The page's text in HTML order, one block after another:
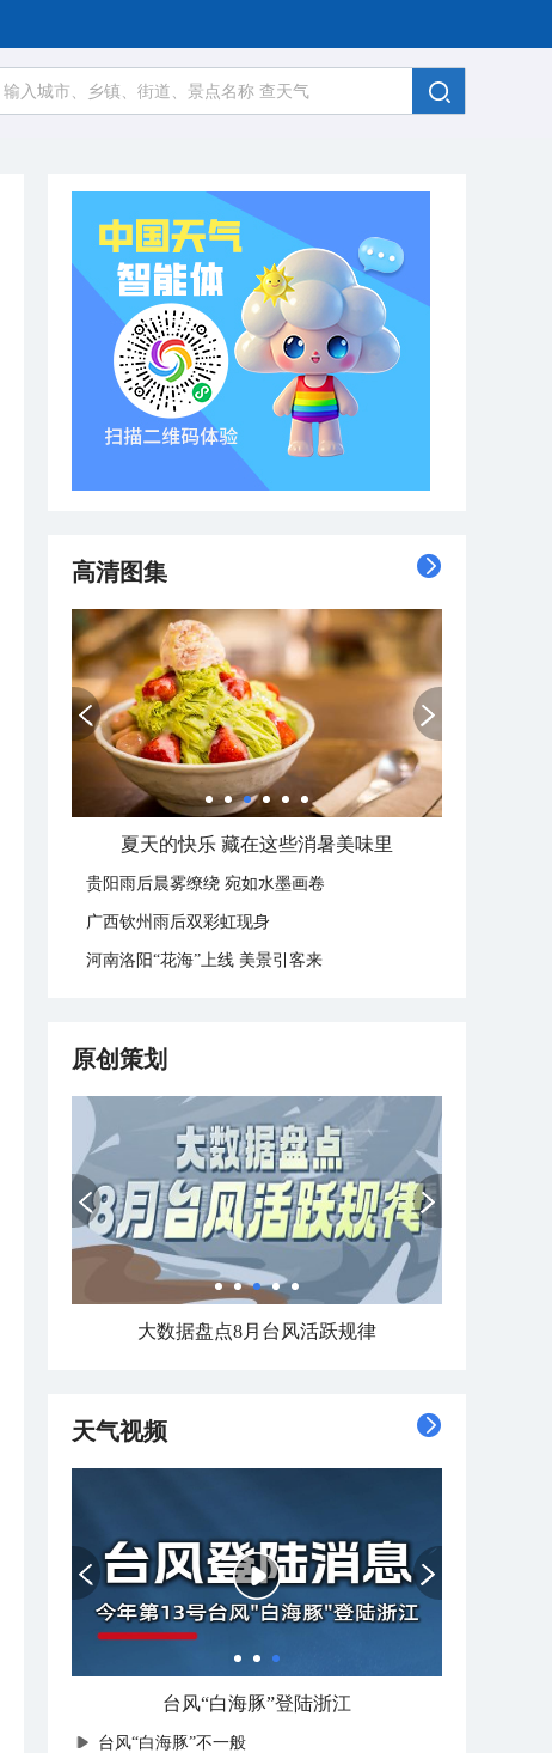
高清图集
夏天的快乐 藏在这些消暑美味里
贵阳雨后晨雾缭绕 宛如水墨画卷
广西钦州雨后双彩虹现身
河南洛阳“花海”上线 美景引客来
原创策划
大数据盘点8月台风活跃规律
天气视频
台风“白海豚”登陆浙江
台风“白海豚”不一般